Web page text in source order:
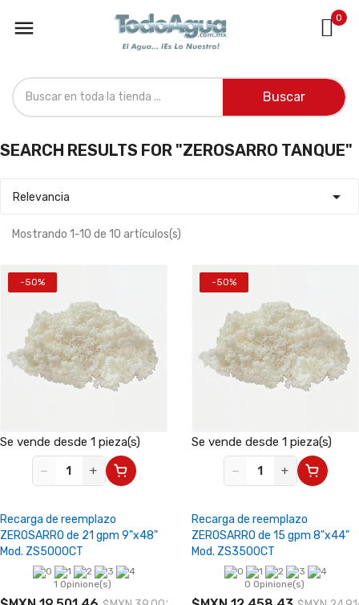
 0
Buscar
SEARCH RESULTS FOR "ZEROSARRO TANQUE"
Relevancia 
Mostrando 1-10 de 10 artículos(s)
-50%
Se vende desde 1 pieza(s)
−
+
Recarga de reemplazo
ZEROSARRO de 21 gpm 9"x48"
Mod. ZS5000CT
1 Opinione(s)
-50%
Se vende desde 1 pieza(s)
−
+
Recarga de reemplazo
ZEROSARRO de 15 gpm 8"x44"
Mod. ZS3500CT
0 Opinione(s)